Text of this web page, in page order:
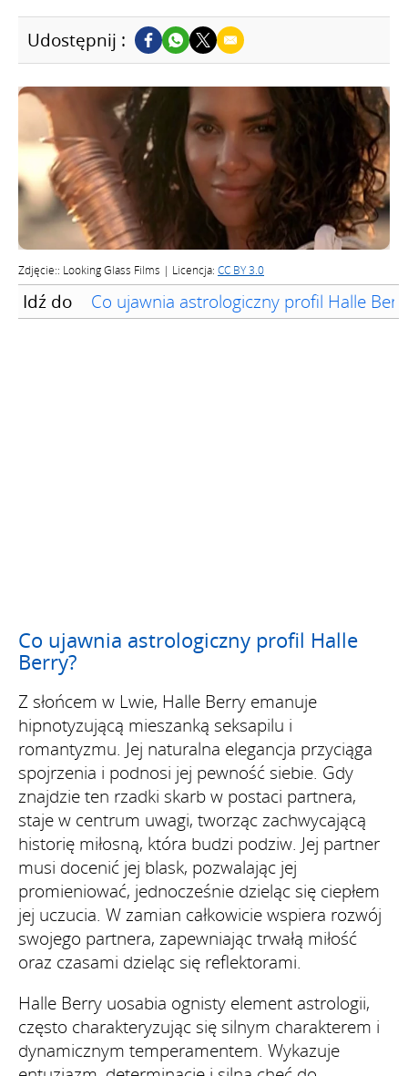
Udostępnij :
Zdjęcie:: Looking Glass Films | Licencja: CC BY 3.0
Idź do Co ujawnia astrologiczny profil Halle
Co ujawnia astrologiczny profil Halle
Berry?
Z słońcem w Lwie, Halle Berry emanuje
hipnotyzującą mieszanką seksapilu i
romantyzmu. Jej naturalna elegancja przyciąga
spojrzenia i podnosi jej pewność siebie. Gdy
znajdzie ten rzadki skarb w postaci partnera,
staje w centrum uwagi, tworząc zachwycającą
historię miłosną, która budzi podziw. Jej partner
musi docenić jej blask, pozwalając jej
promieniować, jednocześnie dzieląc się ciepłem
jej uczucia. W zamian całkowicie wspiera rozwój
swojego partnera, zapewniając trwałą miłość
oraz czasami dzieląc się reflektorami.
Halle Berry uosabia ognisty element astrologii,
często charakteryzując się silnym charakterem i
dynamicznym temperamentem. Wykazuje